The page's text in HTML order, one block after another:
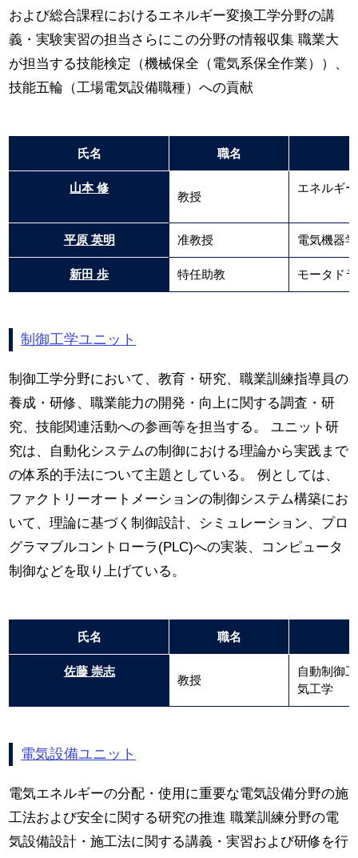
および総合課程におけるエネルギー変換工学分野の講
義・実験実習の担当さらにこの分野の情報収集 職業大
が担当する技能検定（機械保全（電気系保全作業））、
技能五輪（工場電気設備職種）への貢献
氏名 職名
山本 修
教授
エネルギ
平原 英明 准教授 電気機器
新田 歩 特任助教 モータド
制御工学ユニット
制御工学分野において、教育・研究、職業訓練指導員の
養成・研修、職業能力の開発・向上に関する調査・研
究、技能関連活動への参画等を担当する。 ユニット研
究は、自動化システムの制御における理論から実践まで
の体系的手法について主題としている。 例としては、
ファクトリーオートメーションの制御システム構築にお
いて、理論に基づく制御設計、シミュレーション、プロ
グラマブルコントローラ(PLC)への実装、コンピュータ
制御などを取り上げている。
氏名 職名
佐藤 崇志
教授
自動制御
気工学
電気設備ユニット
電気エネルギーの分配・使用に重要な電気設備分野の施
工法および安全に関する研究の推進 職業訓練分野の電
気設備設計・施工法に関する講義・実習および研修を行